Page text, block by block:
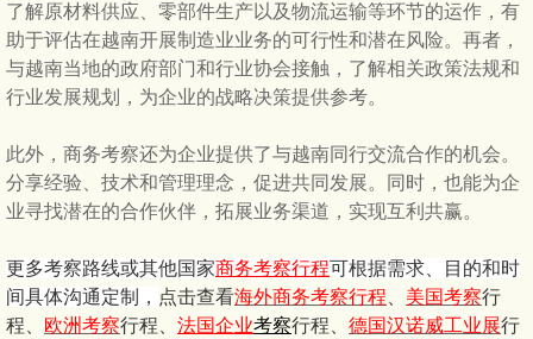
了解原材料供应、零部件生产以及物流运输等环节的运作，有
助于评估在越南开展制造业业务的可行性和潜在风险。再者，
与越南当地的政府部门和行业协会接触，了解相关政策法规和
行业发展规划，为企业的战略决策提供参考。
此外，商务考察还为企业提供了与越南同行交流合作的机会。
分享经验、技术和管理理念，促进共同发展。同时，也能为企
业寻找潜在的合作伙伴，拓展业务渠道，实现互利共赢。
更多考察路线或其他国家商务考察行程可根据需求、目的和时
间具体沟通定制， 点击查看海外商务考察行程 美国考察行
程、 欧洲考察行程、 法国企业考察行程、 德国汉诺威工业展行